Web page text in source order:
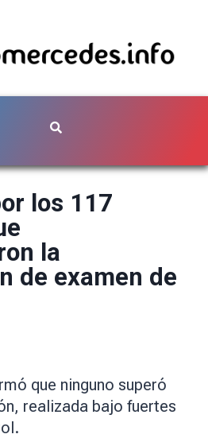
los 117
la
de examen de
que ninguno superó
realizada bajo fuertes